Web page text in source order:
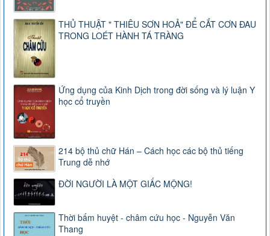
THỦ THUẬT " THIÊU SƠN HOẢ" ĐỂ CẮT CƠN ĐAU
TRONG LOÉT HÀNH TÁ TRÀNG
Ứng dụng của Kinh Dịch trong đời sống và lý luận Y
học cổ truyền
214 bộ thủ chữ Hán – Cách học các bộ thủ tiếng
Trung dễ nhớ
ĐỜI NGƯỜI LÀ MỘT GIẤC MỘNG!
Thời bấm huyệt - châm cứu học - Nguyễn Văn
Thang